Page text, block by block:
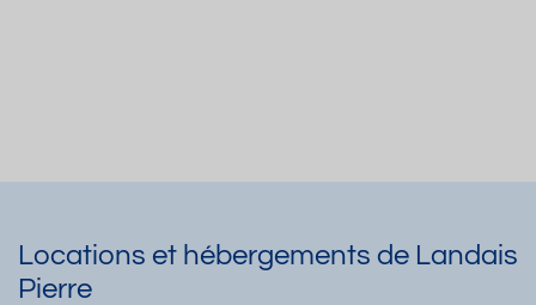
Locations et hébergements de Landais
Pierre